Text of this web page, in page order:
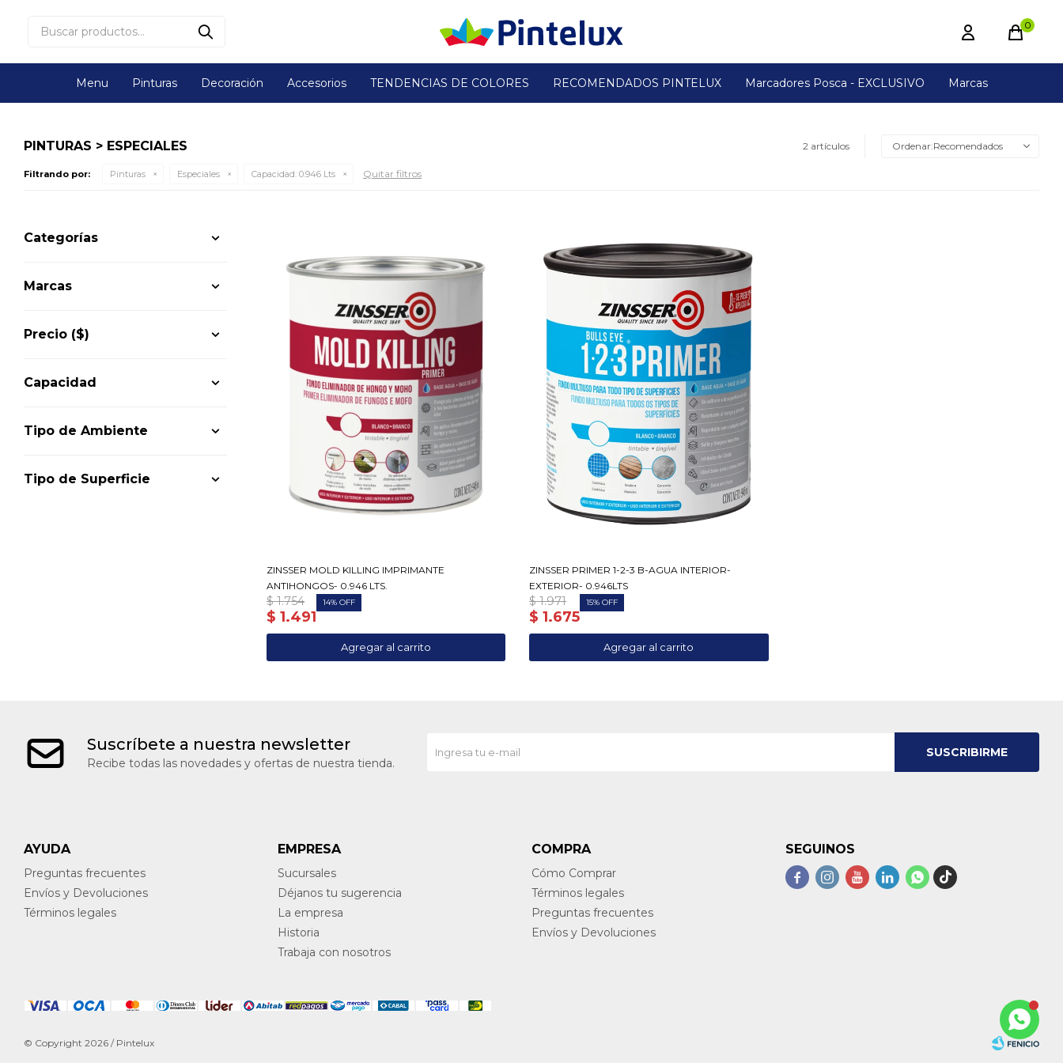
Menu Pinturas Decoración Accesorios TENDENCIAS DE COLORES RECOMENDADOS PINTELUX Marcadores Posca - EXCLUSIVO Marcas
0
PINTURAS > ESPECIALES 2 artículos Recomendados
Filtrando por: Pinturas Especiales Capacidad: 0.946 Lts Quitar filtros
ZINSSER MOLD KILLING IMPRIMANTE
ANTIHONGOS- 0.946 LTS.
$ 1.491
$ 1.754 14
ZINSSER PRIMER 1-2-3 B-AGUA INTERIOR-
EXTERIOR- 0.946LTS
$ 1.675
$ 1.971 15
Categorías
Marcas
Precio ($)
Capacidad
Tipo de Ambiente
Tipo de Superficie
Suscríbete a nuestra newsletter
Recibe todas las novedades y ofertas de nuestra tienda.
SUSCRIBIRME
AYUDA
Preguntas frecuentes
Envíos y Devoluciones
Términos legales
EMPRESA
Sucursales
Déjanos tu sugerencia
La empresa
Historia
Trabaja con nosotros
COMPRA
Cómo Comprar
Términos legales
Preguntas frecuentes
Envíos y Devoluciones
SEGUINOS
    
© Copyright 2026 / Pintelux